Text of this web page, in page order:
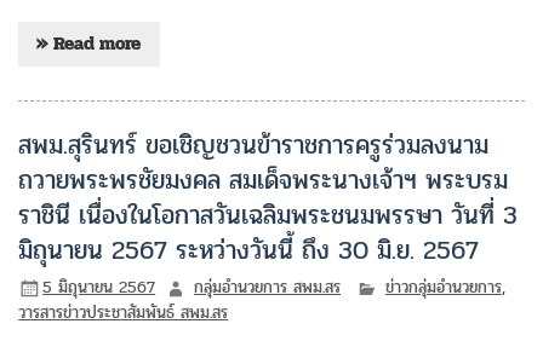
» Read more
สพม.สุรินทร์ ขอเชิญชวนข้าราชการครูร่วมลงนาม
ถวายพระพรชัยมงคล สมเด็จพระนางเจ้าฯ พระบรม
ราชินี เนื่องในโอกาสวันเฉลิมพระชนมพรรษา วันที่ 3
มิถุนายน 2567 ระหว่างวันนี้ ถึง 30 มิ.ย. 2567
5 มิถุนายน 2567 กลุ่มอำนวยการ สพม.สร ข่าวกลุ่มอำนวยการ,
วารสารข่าวประชาสัมพันธ์ สพม.สร